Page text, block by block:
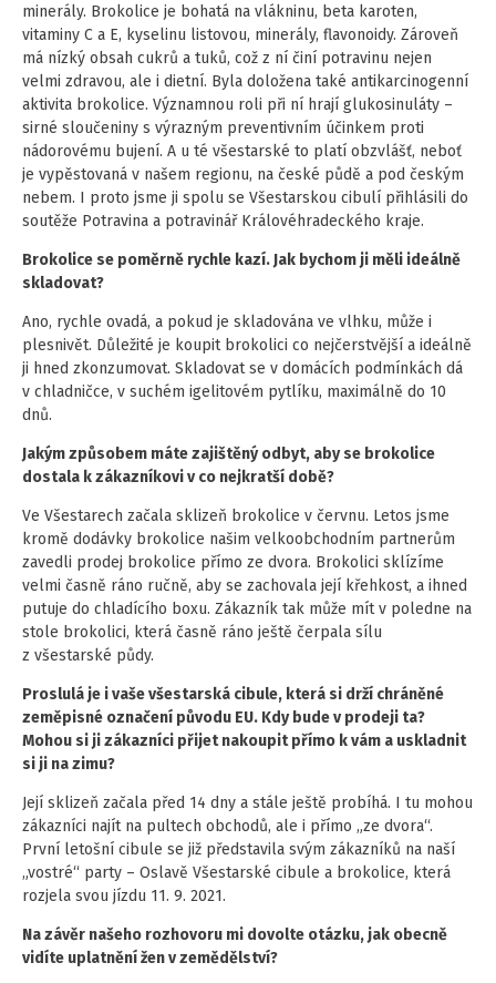
minerály. Brokolice je bohatá na vlákninu, beta karoten,
vitaminy C a E, kyselinu listovou, minerály, flavonoidy. Zároveň
má nízký obsah cukrů a tuků, což z ní činí potravinu nejen
velmi zdravou, ale i dietní. Byla doložena také antikarcinogenní
aktivita brokolice. Významnou roli při ní hrají glukosinuláty –
sirné sloučeniny s výrazným preventivním účinkem proti
nádorovému bujení. A u té všestarské to platí obzvlášť, neboť
je vypěstovaná v našem regionu, na české půdě a pod českým
nebem. I proto jsme ji spolu se Všestarskou cibulí přihlásili do
soutěže Potravina a potravinář Královéhradeckého kraje.
Brokolice se poměrně rychle kazí. Jak bychom ji měli ideálně
skladovat?
Ano, rychle ovadá, a pokud je skladována ve vlhku, může i
plesnivět. Důležité je koupit brokolici co nejčerstvější a ideálně
ji hned zkonzumovat. Skladovat se v domácích podmínkách dá
v chladničce, v suchém igelitovém pytlíku, maximálně do 10
dnů.
Jakým způsobem máte zajištěný odbyt, aby se brokolice
dostala k zákazníkovi v co nejkratší době?
Ve Všestarech začala sklizeň brokolice v červnu. Letos jsme
kromě dodávky brokolice našim velkoobchodním partnerům
zavedli prodej brokolice přímo ze dvora. Brokolici sklízíme
velmi časně ráno ručně, aby se zachovala její křehkost, a ihned
putuje do chladícího boxu. Zákazník tak může mít v poledne na
stole brokolici, která časně ráno ještě čerpala sílu
z všestarské půdy.
Proslulá je i vaše všestarská cibule, která si drží chráněné
zeměpisné označení původu EU. Kdy bude v prodeji ta?
Mohou si ji zákazníci přijet nakoupit přímo k vám a uskladnit
si ji na zimu?
Její sklizeň začala před 14 dny a stále ještě probíhá. I tu mohou
zákazníci najít na pultech obchodů, ale i přímo „ze dvora“.
První letošní cibule se již představila svým zákazníků na naší
„vostré“ party – Oslavě Všestarské cibule a brokolice, která
rozjela svou jízdu 11. 9. 2021.
Na závěr našeho rozhovoru mi dovolte otázku, jak obecně
vidíte uplatnění žen v zemědělství?